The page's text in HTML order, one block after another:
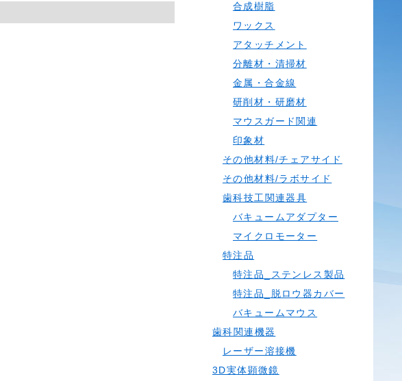
合成樹脂
ワックス
アタッチメント
分離材・清掃材
金属・合金線
研削材・研磨材
マウスガード関連
印象材
その他材料/チェアサイド
その他材料/ラボサイド
歯科技工関連器具
バキュームアダプター
マイクロモーター
特注品
特注品_ステンレス製品
特注品_脱ロウ器カバー
バキュームマウス
歯科関連機器
レーザー溶接機
3D実体顕微鏡